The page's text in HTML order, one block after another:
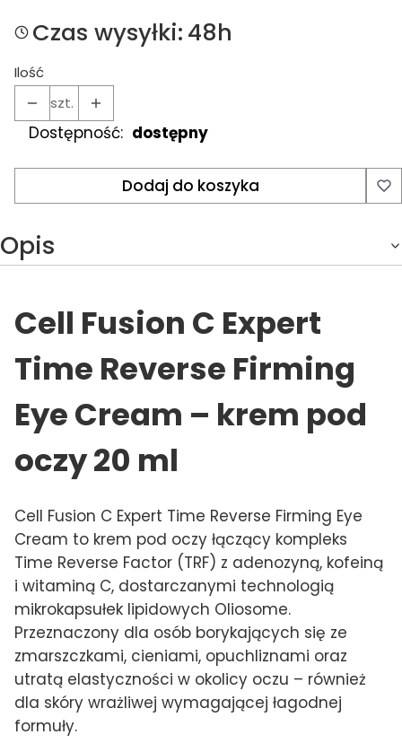
Czas wysyłki:48h
Ilość
szt.
Dostępność: dostępny
Dodaj do koszyka
Opis
Cell Fusion C Expert
Time Reverse Firming
Eye Cream – krem pod
oczy 20 ml
Cell Fusion C Expert Time Reverse Firming Eye
Cream to krem pod oczy łączący kompleks
Time Reverse Factor (TRF) z adenozyną, kofeiną
i witaminą C, dostarczanymi technologią
mikrokapsułek lipidowych Oliosome.
Przeznaczony dla osób borykających się ze
zmarszczkami, cieniami, opuchliznami oraz
utratą elastyczności w okolicy oczu – również
dla skóry wrażliwej wymagającej łagodnej
formuły.